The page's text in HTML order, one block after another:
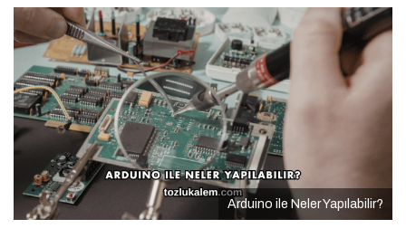
Arduino ile Neler Yapılabilir?